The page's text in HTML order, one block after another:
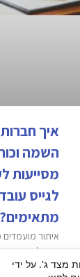
איך חברות
השמה
מסייעות
לגייס
מתאימים?
איתור
הפך למשימה
עבור ארגונים
מצד ג'. על ידי